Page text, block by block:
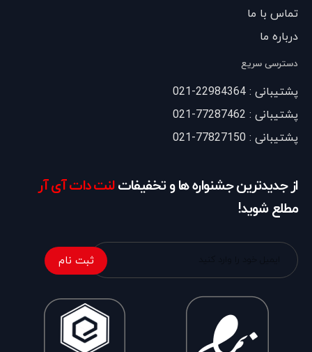
تماس با ما
درباره ما
دسترسی سریع
پشتیبانی : 22984364-021
پشتیبانی : 77287462-021
پشتیبانی : 77827150-021
از جدیدترین جشنواره ها و تخفیفاتلنت دات آی آر
مطلع شوید!
ثبت نام